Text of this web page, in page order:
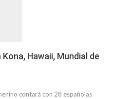
Kona, Hawaii, Mundial de
contará con 28 españolas